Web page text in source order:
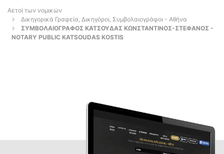
Αετοί των νομικών
Δικηγορικά Γραφεία, Δικηγόροι, Συμβολαιογράφοι - Αθήνα
ΣΥΜΒΟΛΑΙΟΓΡΑΦΟΣ ΚΑΤΣΟΥΔΑΣ ΚΩΝΣΤΑΝΤΙΝΟΣ-ΣΤΕΦΑΝΟΣ -
NOTARY PUBLIC KATSOUDAS KOSTIS